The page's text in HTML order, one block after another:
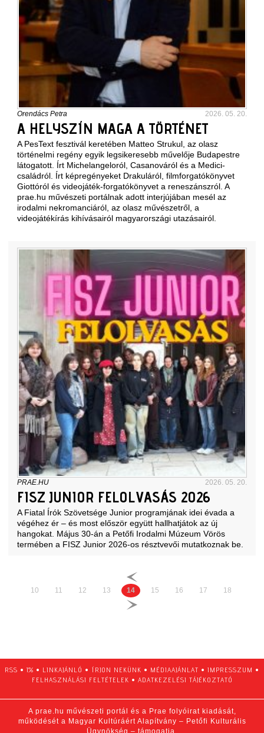
Orendács Petra 2026. 05. 20.
A HELYSZÍN MAGA A TÖRTÉNET
A PesText fesztivál keretében Matteo Strukul, az olasz
történelmi regény egyik legsikeresebb művelője Budapestre
látogatott. Írt Michelangeloról, Casanováról és a Medici-
családról. Írt képregényeket Drakuláról, filmforgatókönyvet
Giottóról és videojáték-forgatókönyvet a reneszánszról. A
prae.hu művészeti portálnak adott interjújában mesél az
irodalmi nekromanciáról, az olasz művészetről, a
videojátékírás kihívásairól magyarországi utazásairól.
PRAE.HU 2026. 05. 20.
FISZ JUNIOR FELOLVASÁS 2026
A Fiatal Írók Szövetsége Junior programjának idei évada a
végéhez ér – és most először együtt hallhatjátok az új
hangokat. Május 30-án a Petőfi Irodalmi Múzeum Vörös
termében a FISZ Junior 2026-os résztvevői mutatkoznak be.
10 11 12 13 14 15 16 17 18
RSS • 1% • LINKAJÁNLÓ • ÍRJON NEKÜNK • MÉDIAAJÁNLAT • IMPRESSZUM •
FELHASZNÁLÁSI FELTÉTELEK • ADATKEZELÉSI TÁJÉKOZTATÓ
A prae.hu művészeti portál és a Prae folyóirat kiadását,
működését a Magyar Kultúráért Alapítvány – Petőfi Kulturális
Ügynökség – támogatja.